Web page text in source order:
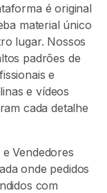
é original
material único
lugar. Nossos
padrões de
e
e vídeos
cada detalhe
Vendedores
onde pedidos
com